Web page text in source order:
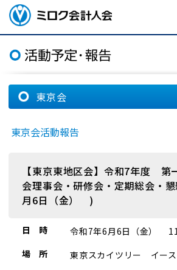
ミロク会計人会 MIROKU
ACCOUNTING PERSON
ASSOCIATION
東京会
東京会活動報告
【東京東地区会】令和7年度 第
会理事会・研修会・定期総会・
月6日（金） )
日 時
令和7年6月6日（金）
場 所
東京スカイツリー イー